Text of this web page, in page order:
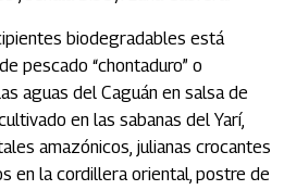
biodegradables está
pescado “chontaduro” o
aguas del Caguán en salsa de
en las sabanas del Yarí,
amazónicos, julianas crocantes
en la cordillera oriental, postre de